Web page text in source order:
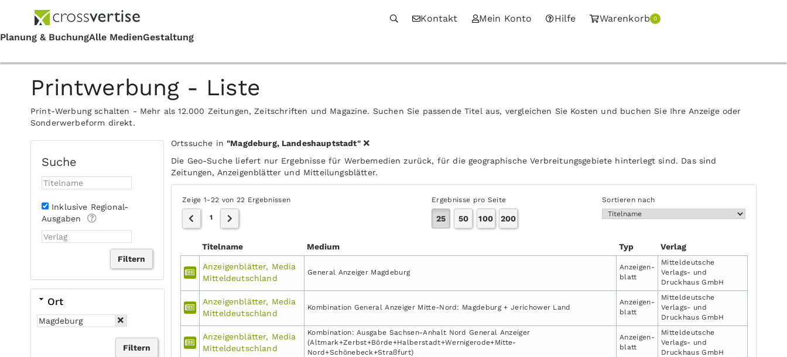
Kontakt Mein Konto Hilfe Warenkorb 0
Printwerbung - Liste
Print-Werbung schalten - Mehr als 12.000 Zeitungen, Zeitschriften und Magazine. Suchen Sie passende Titel aus, vergleichen Sie Kosten und buchen Sie Ihre Anzeige oder
Sonderwerbeform direkt.
Suche
Inklusive Regional-
Ausgaben
Ort
Ortssuche in"Magdeburg, Landeshauptstadt"
Die Geo-Suche liefert nur Ergebnisse für Werbemedien zurück, für die geographische Verbreitungsgebiete hinterlegt sind. Das sind
Zeitungen, Anzeigenblätter und Mitteilungsblätter.
Zeige 1-22 von 22 Ergebnissen Ergebnisse pro Seite Sortieren nach
1 25 50 100 200
Titelname Medium Typ Verlag
Anzeigenblätter, Media
Mitteldeutschland
General Anzeiger Magdeburg
Anzeigen­
blatt
Mitteldeutsche
Verlags- und
Druckhaus GmbH
Anzeigenblätter, Media
Mitteldeutschland
Kombination General Anzeiger Mitte-Nord: Magdeburg + Jerichower Land
Anzeigen­
blatt
Mitteldeutsche
Verlags- und
Druckhaus GmbH
Anzeigenblätter, Media
Mitteldeutschland
Kombination: Ausgabe Sachsen-Anhalt Nord General Anzeiger
(Altmark+Zerbst+Börde+Halberstadt+Wernigerode+Mitte-
Nord+Schönebeck+Straßfurt)
Anzeigen­
blatt
Mitteldeutsche
Verlags- und
Druckhaus GmbH